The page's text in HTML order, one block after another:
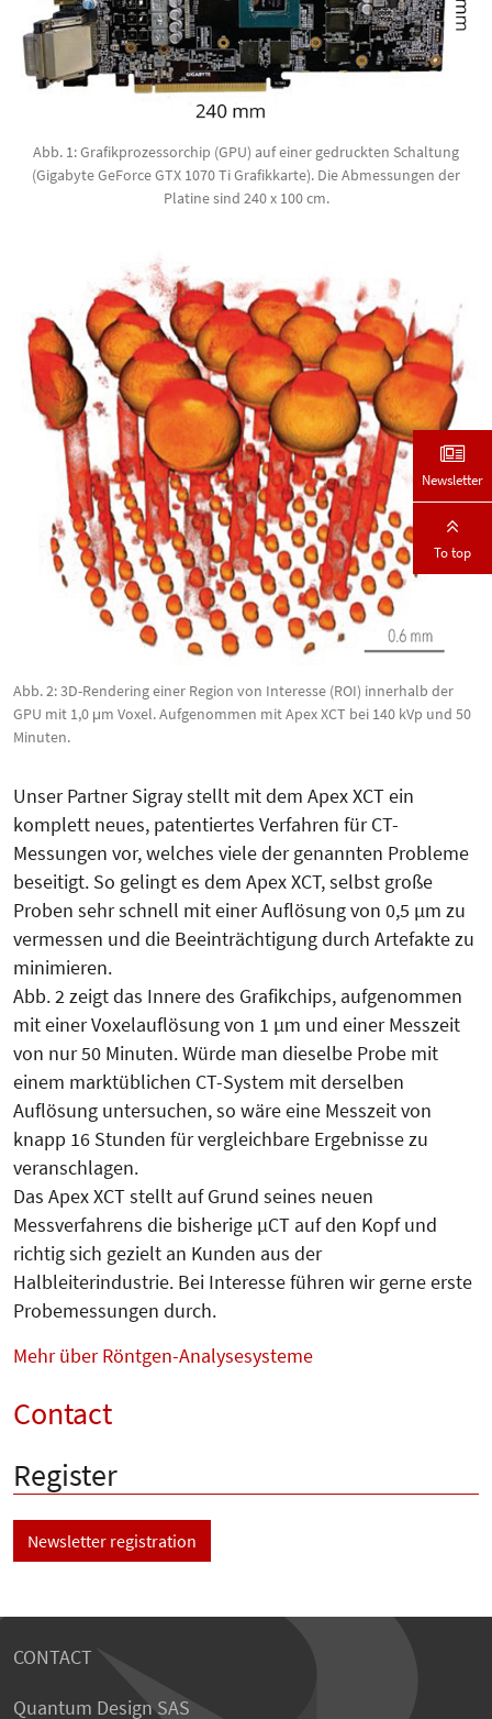
Abb. 1: Grafikprozessorchip (GPU) auf einer gedruckten Schaltung
(Gigabyte GeForce GTX 1070 Ti Grafikkarte). Die Abmessungen der
Platine sind 240 x 100 cm.
Abb. 2: 3D-Rendering einer Region von Interesse (ROI) innerhalb der
GPU mit 1,0 μm Voxel. Aufgenommen mit Apex XCT bei 140 kVp und 50
Minuten.
Unser Partner Sigray stellt mit dem Apex XCT ein
komplett neues, patentiertes Verfahren für CT-
Messungen vor, welches viele der genannten Probleme
beseitigt. So gelingt es dem Apex XCT, selbst große
Proben sehr schnell mit einer Auflösung von 0,5 µm zu
vermessen und die Beeinträchtigung durch Artefakte zu
minimieren.
Abb. 2 zeigt das Innere des Grafikchips, aufgenommen
mit einer Voxelauflösung von 1 µm und einer Messzeit
von nur 50 Minuten. Würde man dieselbe Probe mit
einem marktüblichen CT-System mit derselben
Auflösung untersuchen, so wäre eine Messzeit von
knapp 16 Stunden für vergleichbare Ergebnisse zu
veranschlagen.
Das Apex XCT stellt auf Grund seines neuen
Messverfahrens die bisherige µCT auf den Kopf und
richtig sich gezielt an Kunden aus der
Halbleiterindustrie. Bei Interesse führen wir gerne erste
Probemessungen durch.
Mehr über Röntgen-Analysesysteme
Contact
Register
Newsletter registration
CONTACT
Quantum Design SAS
Newsletter
To top